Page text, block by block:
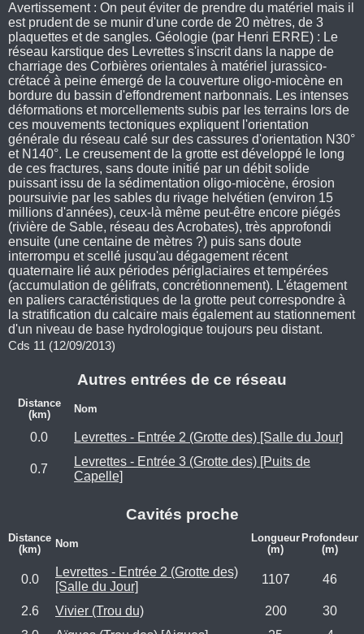
Avertissement : On peut éviter de prendre du matériel mais il
est prudent de se munir d'une corde de 20 mètres, de 3
plaquettes et de sangles. Géologie (par Henri ERRE) : Le
réseau karstique des Levrettes s'inscrit dans la nappe de
charriage des Corbières orientales à matériel jurassico-
crétacé à peine émergé de la couverture oligo-miocène en
bordure du bassin d'effondrement narbonnais. Les intenses
déformations et morcellements subis par les terrains lors de
ces mouvements tectoniques expliquent l'orientation
générale du réseau calé sur des cassures d'orientation N30°
et N140°. Le creusement de la grotte est développé le long
de ces fractures, sans doute initié par un débit solide
puissant issu de la sédimentation oligo-miocène, érosion
poursuivie par les sables du rivage helvétien (environ 15
millions d'années), ceux-là même peut-être encore piégés
(rivière de Sable, réseau des Acrobates), très approfondi
ensuite (une centaine de mètres ?) puis sans doute
interrompu et scellé jusqu'au dégagement récent
quaternaire lié aux périodes périglaciaires et tempérées
(accumulation de gélifrats, concrétionnement). L'étagement
en paliers caractéristiques de la grotte peut correspondre à
la stratification du calcaire mais également au stationnement
d'un niveau de base hydrologique toujours peu distant.
Cds 11 (12/09/2013)
Autres entrées de ce réseau
Distance
(km)
Nom
0.0 Levrettes - Entrée 2 (Grotte des) [Salle du Jour]
0.7
Levrettes - Entrée 3 (Grotte des) [Puits de
Capelle]
Cavités proche
Distance
(km)
Nom
Longueur
(m)
Profondeur
(m)
0.0
Levrettes - Entrée 2 (Grotte des)
[Salle du Jour]
1107 46
2.6 Vivier (Trou du) 200
30